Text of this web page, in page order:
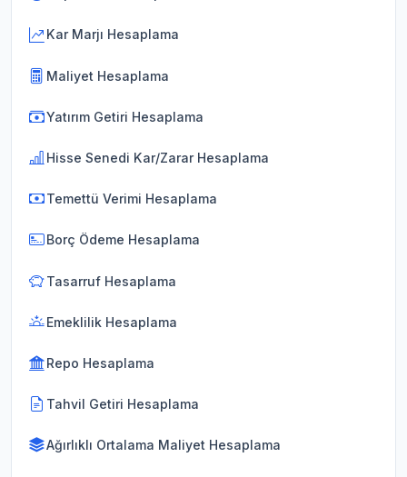
Kar Marjı Hesaplama
Maliyet Hesaplama
Yatırım Getiri Hesaplama
Hisse Senedi Kar/Zarar Hesaplama
Temettü Verimi Hesaplama
Borç Ödeme Hesaplama
Tasarruf Hesaplama
Emeklilik Hesaplama
Repo Hesaplama
Tahvil Getiri Hesaplama
Ağırlıklı Ortalama Maliyet Hesaplama